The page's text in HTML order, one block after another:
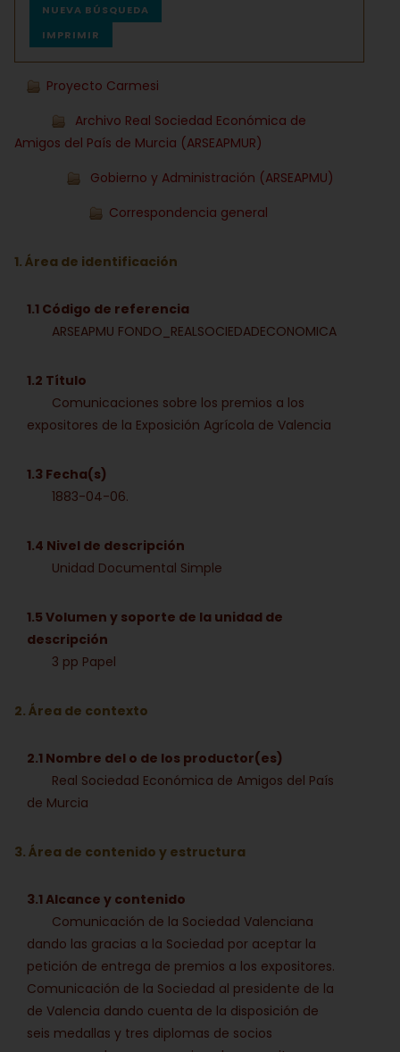
NUEVA BÚSQUEDA
IMPRIMIR
Proyecto Carmesi
Archivo Real Sociedad Económica de
Amigos del País de Murcia (ARSEAPMUR)
Gobierno y Administración (ARSEAPMU)
Correspondencia general
1. Área de identificación
1.1 Código de referencia
ARSEAPMU FONDO_REALSOCIEDADECONOMICA
1.2 Título
Comunicaciones sobre los premios a los
expositores de la Exposición Agrícola de Valencia
1.3 Fecha(s)
1883-04-06.
1.4 Nivel de descripción
Unidad Documental Simple
1.5 Volumen y soporte de la unidad de
descripción
3 pp Papel
2. Área de contexto
2.1 Nombre del o de los productor(es)
Real Sociedad Económica de Amigos del País
de Murcia
3. Área de contenido y estructura
3.1 Alcance y contenido
Comunicación de la Sociedad Valenciana
dando las gracias a la Sociedad por aceptar la
petición de entrega de premios a los expositores.
Comunicación de la Sociedad al presidente de la
de Valencia dando cuenta de la disposición de
seis medallas y tres diplomas de socios